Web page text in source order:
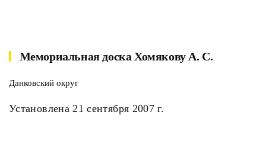
Мемориальная доска Хомякову А. С.
Данковский округ
Установлена 21 сентября 2007 г.